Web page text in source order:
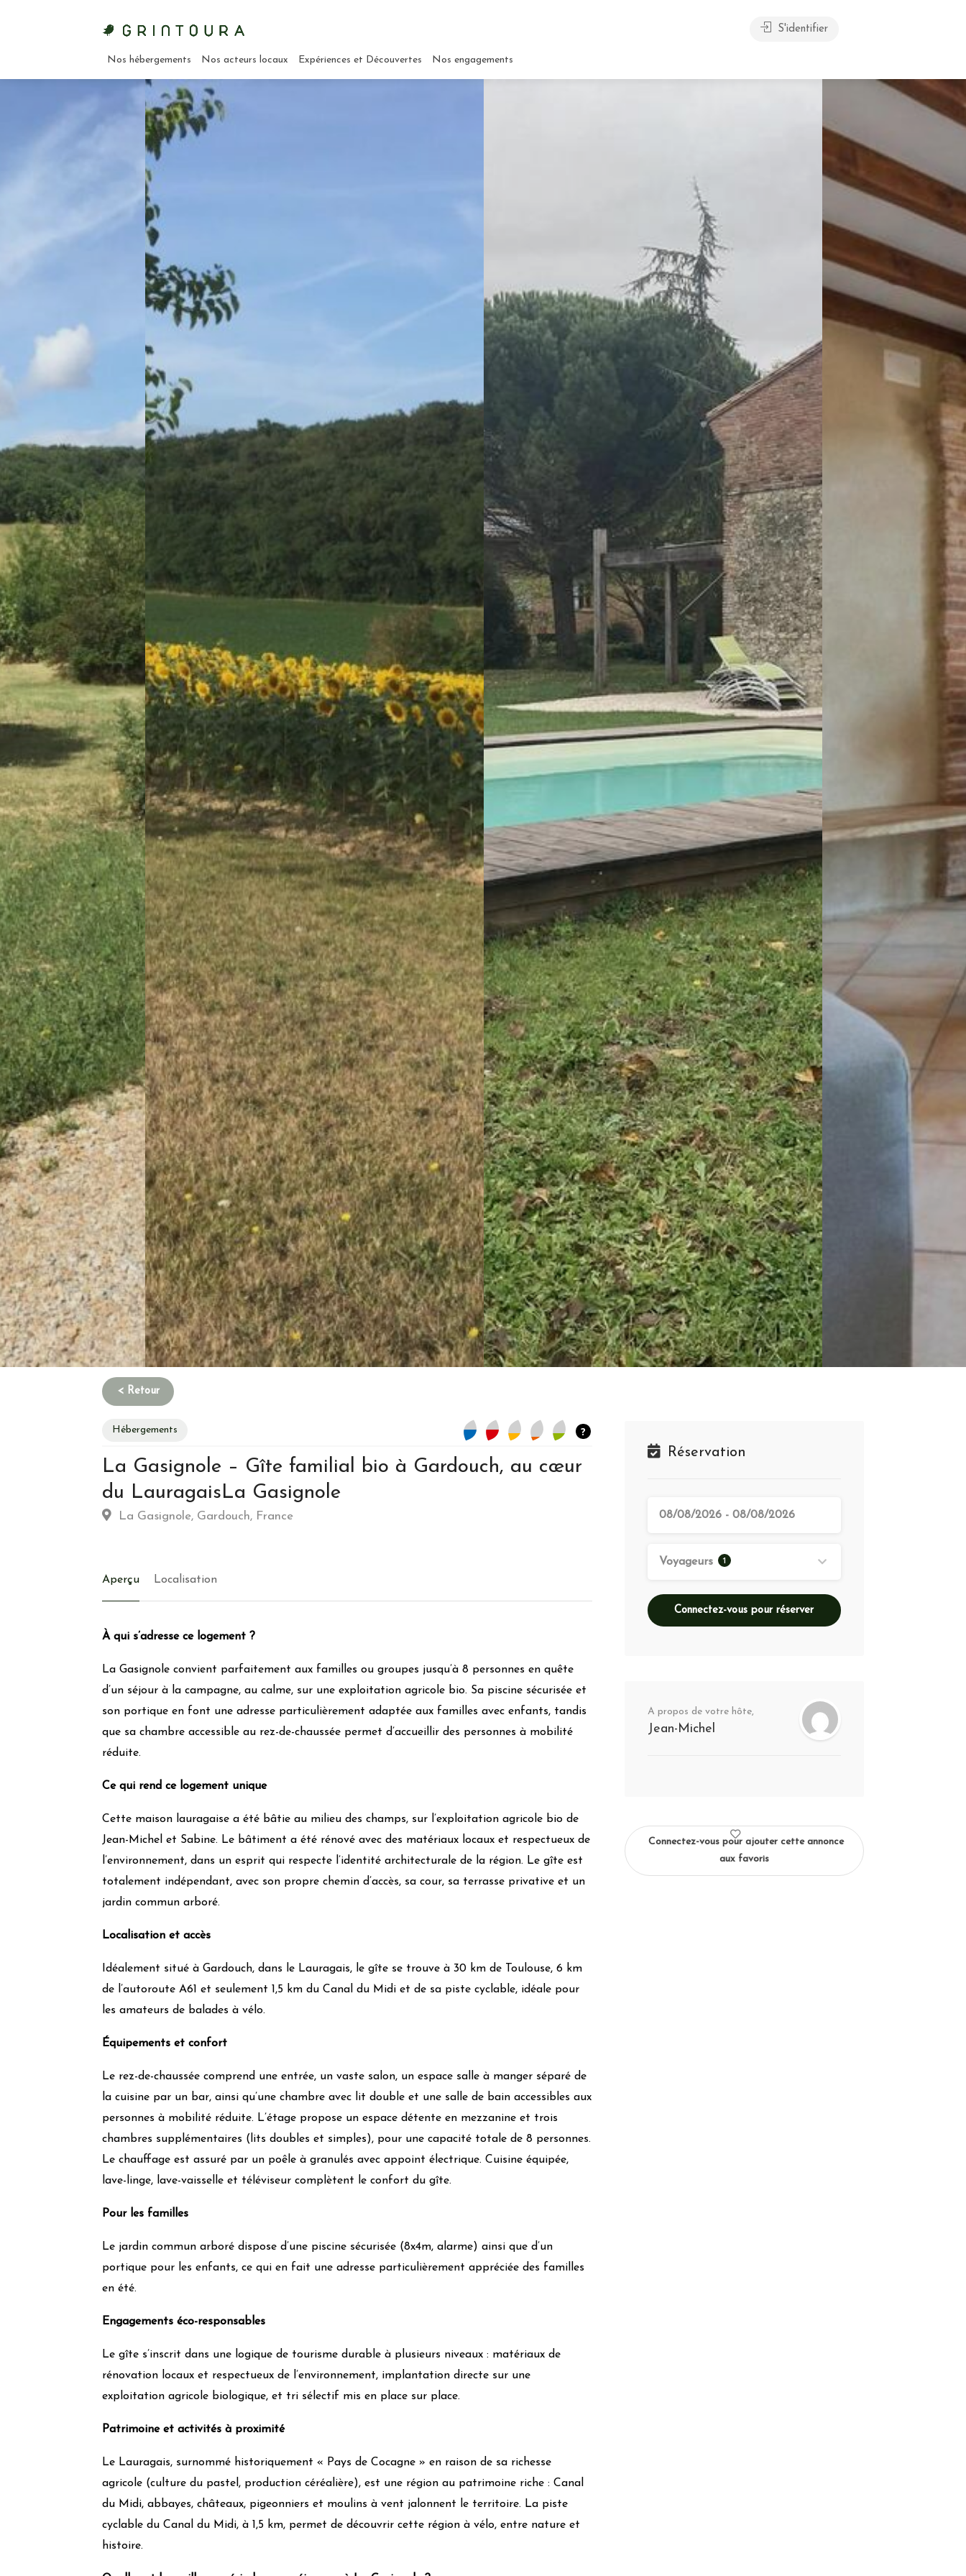
Nos hébergements Nos acteurs locaux Expériences et Découvertes Nos engagements
S'identifier
Hébergements ?
Habitation
Type d’hebergement :Traditionnelle: Colombages - Pierre de taille - Toit de chaume
Effet de masse
Peintures et enduits naturels
Utilisation de lampes à économie d’énergie/led
Chauffage :Granulés-PAC
Isolation :
Gestion quotidienne
Utilisation produits bio
Produits locaux
Produits locaux bio
Potager indépendant
Poulailler
Douchette/Mousseur d’économie d’eau
Gestion des déchets
Verre
Poulailler
Action pour la faune et la flore
Nichoirs LPO
Plantes mellifères
Fleurs des champs
Herbes folles
Valorisation des producteurs locaux, de l’artisanat et des associations locales
de Grintoura en prenant en compte, entre autres, les retours des visiteurs
La Gasignole – Gîte familial bio à Gardouch, au cœur
du LauragaisLa Gasignole
La Gasignole, Gardouch, France
Aperçu Localisation
À qui s’adresse ce logement ?
La Gasignole convient parfaitement aux familles ou groupes jusqu’à 8 personnes en quête
d’un séjour à la campagne, au calme, sur une exploitation agricole bio. Sa piscine sécurisée et
son portique en font une adresse particulièrement adaptée aux familles avec enfants, tandis
que sa chambre accessible au rez-de-chaussée permet d’accueillir des personnes à mobilité
réduite.
Ce qui rend ce logement unique
Cette maison lauragaise a été bâtie au milieu des champs, sur l’exploitation agricole bio de
Jean-Michel et Sabine. Le bâtiment a été rénové avec des matériaux locaux et respectueux de
l’environnement, dans un esprit qui respecte l’identité architecturale de la région. Le gîte est
totalement indépendant, avec son propre chemin d’accès, sa cour, sa terrasse privative et un
jardin commun arboré.
Localisation et accès
Idéalement situé à Gardouch, dans le Lauragais, le gîte se trouve à 30 km de Toulouse, 6 km
de l’autoroute A61 et seulement 1,5 km du Canal du Midi et de sa piste cyclable, idéale pour
les amateurs de balades à vélo.
Équipements et confort
Le rez-de-chaussée comprend une entrée, un vaste salon, un espace salle à manger séparé de
la cuisine par un bar, ainsi qu’une chambre avec lit double et une salle de bain accessibles aux
personnes à mobilité réduite. L’étage propose un espace détente en mezzanine et trois
chambres supplémentaires (lits doubles et simples), pour une capacité totale de 8 personnes.
Le chauffage est assuré par un poêle à granulés avec appoint électrique. Cuisine équipée,
lave-linge, lave-vaisselle et téléviseur complètent le confort du gîte.
Pour les familles
Le jardin commun arboré dispose d’une piscine sécurisée (8x4m, alarme) ainsi que d’un
portique pour les enfants, ce qui en fait une adresse particulièrement appréciée des familles
en été.
Engagements éco-responsables
Le gîte s’inscrit dans une logique de tourisme durable à plusieurs niveaux : matériaux de
rénovation locaux et respectueux de l’environnement, implantation directe sur une
exploitation agricole biologique, et tri sélectif mis en place sur place.
Patrimoine et activités à proximité
Le Lauragais, surnommé historiquement « Pays de Cocagne » en raison de sa richesse
agricole (culture du pastel, production céréalière), est une région au patrimoine riche : Canal
du Midi, abbayes, châteaux, pigeonniers et moulins à vent jalonnent le territoire. La piste
cyclable du Canal du Midi, à 1,5 km, permet de découvrir cette région à vélo, entre nature et
histoire.
Réservation
Voyageurs 1
Connectez-vous pour réserver
A propos de votre hôte,
Jean-Michel
Connectez-vous pour ajouter cette annonce
aux favoris